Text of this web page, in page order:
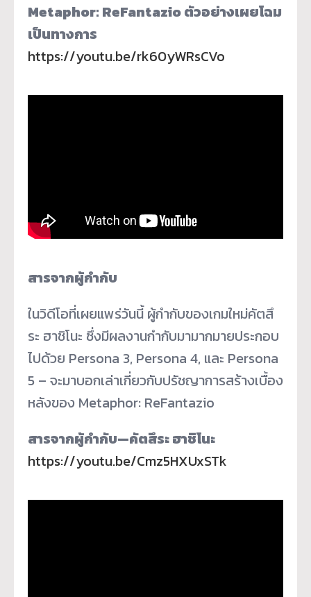
Metaphor: ReFantazio ตัวอย่างเผยโฉม
เป็นทางการ
https://youtu.be/rk60yWRsCVo
สารจากผู้กำกับ
ในวิดีโอที่เผยแพร่วันนี้ ผู้กำกับของเกมใหม่คัตสึ
ระ ฮาชิโนะ ซึ่งมีผลงานกำกับมามากมายประกอบ
ไปด้วย Persona 3, Persona 4, และ Persona
5 – จะมาบอกเล่าเกี่ยวกับปรัชญาการสร้างเบื้อง
หลังของ Metaphor: ReFantazio
สารจากผู้กำกับ—คัตสึระ ฮาชิโนะ
https://youtu.be/Cmz5HXUxSTk